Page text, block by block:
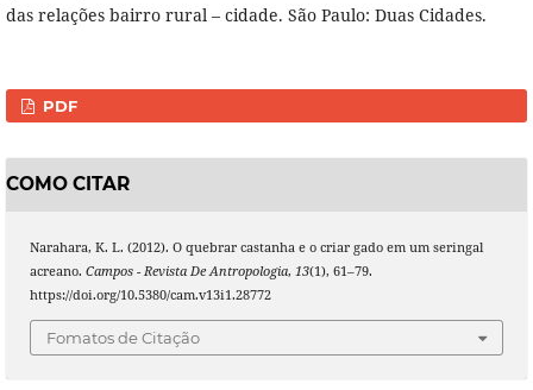
das relações bairro rural – cidade. São Paulo: Duas Cidades.
PDF
COMO CITAR
Narahara, K. L. (2012). O quebrar castanha e o criar gado em um seringal
acreano. Campos - Revista De Antropologia, 13(1), 61–79.
https://doi.org/10.5380/cam.v13i1.28772
Fomatos de Citação